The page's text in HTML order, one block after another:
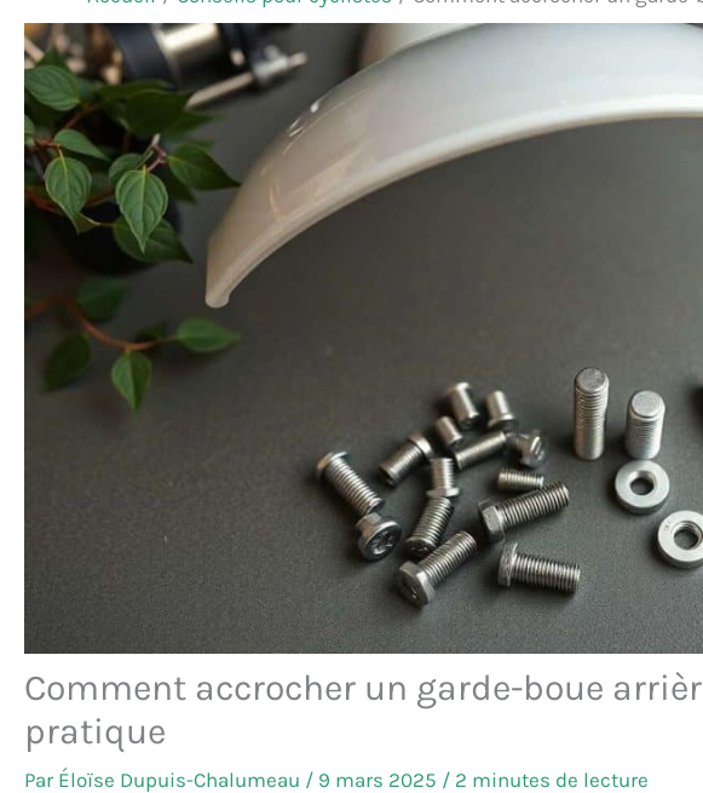
Comment accrocher un garde-boue
pratique
Par Éloïse Dupuis-Chalumeau / 9 mars 2025 / 2 minutes de lecture